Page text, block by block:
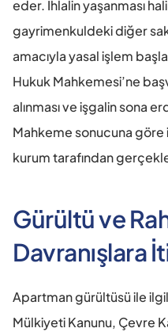
eder. İhlalin yaşanması
gayrimenkuldeki diğer
amacıyla yasal işlem
Hukuk Mahkemesi’ne
alınması ve işgalin sona
Mahkeme sonucuna
kurum tarafından
Gürültü ve
Davranışlara
Apartman gürültüsü ile
Mülkiyeti Kanunu, Çevre